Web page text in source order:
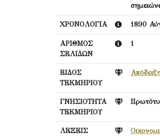
ΧΡΟΝΟΛΟΓΙΑ 1890
ΑΡΙΘΜΟΣ
ΣΕΛΙΔΩΝ
1
ΕΙΔΟΣ
ΤΕΚΜΗΡΙΟΥ
ΓΝΗΣΙΟΤΗΤΑ
ΤΕΚΜΗΡΙΟΥ
ΛΕΞΕΙΣ